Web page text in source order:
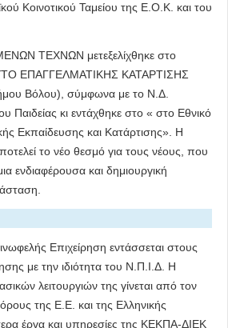
Κοινοτικού Ταμείου της Ε.Ο.Κ. και του
ΤΕΧΝΩΝ μετεξελίχθηκε στο
ΕΠΑΓΓΕΛΜΑΤΙΚΗΣ ΚΑΤΑΡΤΙΣΗΣ
Βόλου), σύμφωνα με το Ν.Δ.
Παιδείας κι εντάχθηκε στο « στο Εθνικό
Εκπαίδευσης και Κατάρτισης». Η
το νέο θεσμό για τους νέους, που
ενδιαφέρουσα και δημιουργική
Επιχείρηση εντάσσεται στους
με την ιδιότητα του Ν.Π.Ι.Δ. Η
λειτουργιών της γίνεται από τον
της Ε.Ε. και της Ελληνικής
έργα και υπηρεσίες της ΚΕΚΠΑ-ΔΙΕΚ